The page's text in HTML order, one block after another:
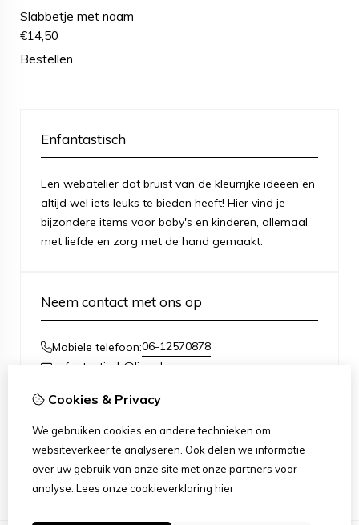
Slabbetje met naam
€14,50
Bestellen
Enfantastisch
Een webatelier dat bruist van de kleurrijke ideeën en
altijd wel iets leuks te bieden heeft! Hier vind je
bijzondere items voor baby's en kinderen, allemaal
met liefde en zorg met de hand gemaakt.
Neem contact met ons op
Mobiele telefoon:06-12570878
enfantastisch@live.nl
Informatie
Algemene voorwaarden
Cookies & Privacy
We gebruiken cookies en andere technieken om
websiteverkeer te analyseren. Ook delen we informatie
over uw gebruik van onze site met onze partners voor
analyse. Lees onze cookieverklaring hier